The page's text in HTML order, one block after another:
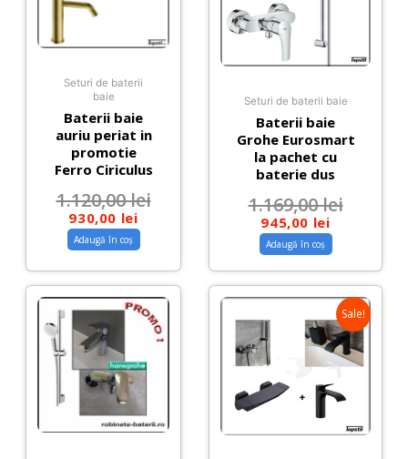
Seturi de baterii
baie
Baterii baie
auriu periat in
promotie
Ferro Ciriculus
1.120,00lei
930,00 lei
Adaugă în coș
Seturi de baterii baie
Baterii baie
Grohe Eurosmart
la pachet cu
baterie dus
1.169,00lei
945,00 lei
Adaugă în coș
Sale!